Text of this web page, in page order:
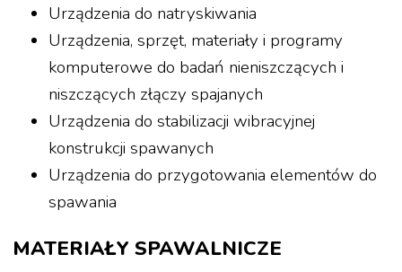
Urządzenia do natryskiwania
Urządzenia, sprzęt, materiały i programy
komputerowe do badań nieniszczących i
niszczących złączy spajanych
Urządzenia do stabilizacji wibracyjnej
konstrukcji spawanych
Urządzenia do przygotowania elementów do
spawania
MATERIAŁY SPAWALNICZE